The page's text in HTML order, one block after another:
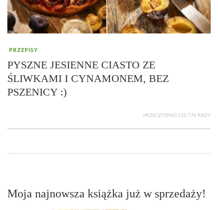
PRZEPISY
PYSZNE JESIENNE CIASTO ZE
ŚLIWKAMI I CYNAMONEM, BEZ
PSZENICY :)
PRZECZYTANO 226 770 RAZY
Moja najnowsza książka już w sprzedaży!